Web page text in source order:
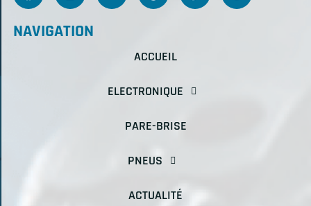
NAVIGATION
ACCUEIL
ELECTRONIQUE
PARE-BRISE
PNEUS
ACTUALITÉ